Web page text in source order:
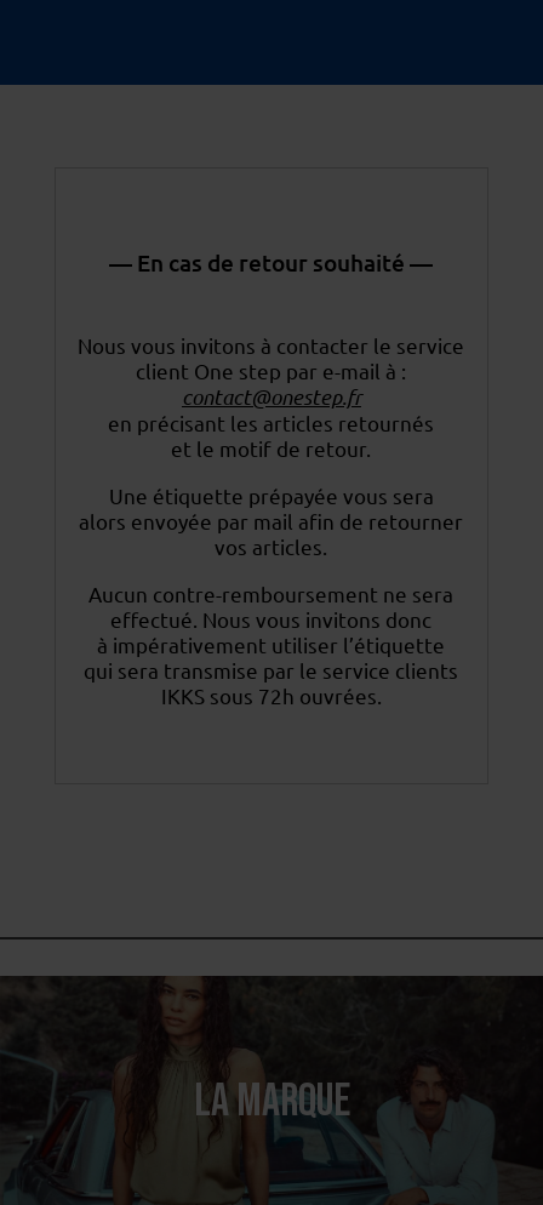
— En cas de retour souhaité —
Nous vous invitons à contacter le service
client One step par e-mail à :
contact@onestep.fr
en précisant les articles retournés
et le motif de retour.
Une étiquette prépayée vous sera
alors envoyée par mail afin de retourner
vos articles.
Aucun contre-remboursement ne sera
effectué. Nous vous invitons donc
à impérativement utiliser l’étiquette
qui sera transmise par le service clients
IKKS sous 72h ouvrées.
LA MARQUE